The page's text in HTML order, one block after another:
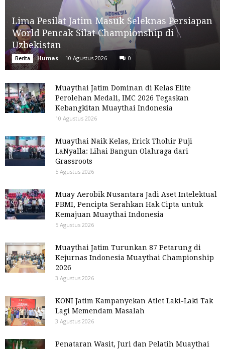
Lima Pesilat Jatim Masuk Seleknas Persiapan
World Pencak Silat Championship di
Uzbekistan
Berita Humas - 10 Agustus 2026 0
Muaythai Jatim Dominan di Kelas Elite
Perolehan Medali, IMC 2026 Tegaskan
Kebangkitan Muaythai Indonesia
10 Agustus 2026
Muaythai Naik Kelas, Erick Thohir Puji
LaNyalla: Lihai Bangun Olahraga dari
Grassroots
5 Agustus 2026
Muay Aerobik Nusantara Jadi Aset Intelektual
PBMI, Pencipta Serahkan Hak Cipta untuk
Kemajuan Muaythai Indonesia
5 Agustus 2026
Muaythai Jatim Turunkan 87 Petarung di
Kejurnas Indonesia Muaythai Championship
2026
3 Agustus 2026
KONI Jatim Kampanyekan Atlet Laki-Laki Tak
Lagi Memendam Masalah
3 Agustus 2026
Penataran Wasit, Juri dan Pelatih Muaythai